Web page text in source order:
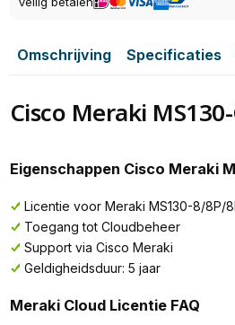
Omschrijving Specificaties
Cisco Meraki
Eigenschappen Cisco Meraki
Licentie voor Meraki MS130-8/8P/
Toegang tot Cloudbeheer
Support via Cisco Meraki
Geldigheidsduur: 5 jaar
Meraki Cloud Licentie FAQ